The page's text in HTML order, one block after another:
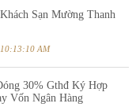
Sạn Mường Thanh
AM
30% Gthđ Ký Hợp
Vốn Ngân Hàng